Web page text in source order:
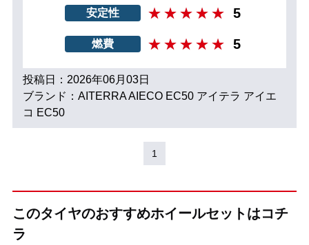
安定性 5
燃費 5
投稿日：2026年06月03日
ブランド：AITERRA AIECO EC50 アイテラ アイエ
コ EC50
1
このタイヤのおすすめホイールセットはコチ
ラ